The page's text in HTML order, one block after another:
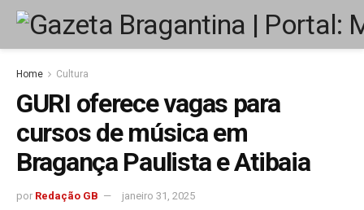
Home Cultura
GURI oferece vagas para
cursos de música em
Bragança Paulista e Atibaia
por Redação GB janeiro 31, 2025